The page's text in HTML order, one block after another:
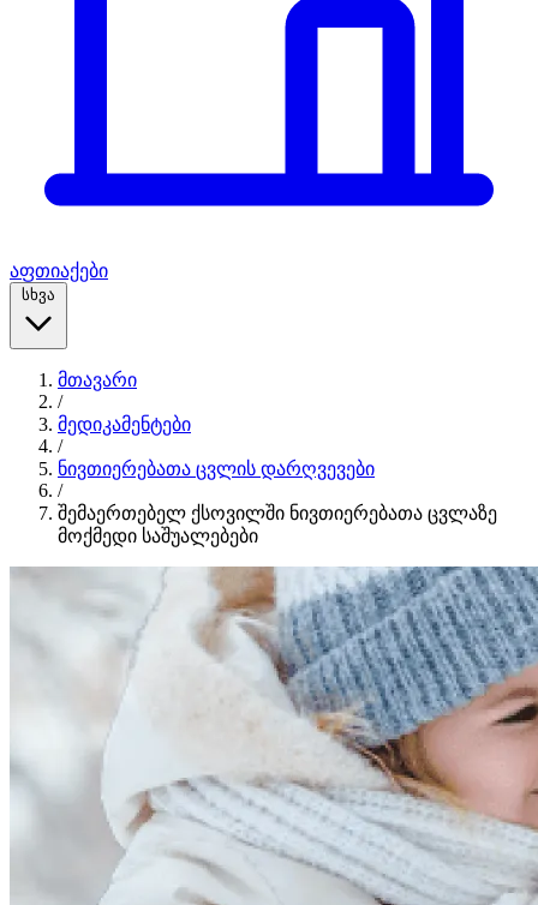
აფთიაქები
სხვა
მთავარი
/
მედიკამენტები
/
ნივთიერებათა ცვლის დარღვევები
/
შემაერთებელ ქსოვილში ნივთიერებათა ცვლაზე
მოქმედი საშუალებები